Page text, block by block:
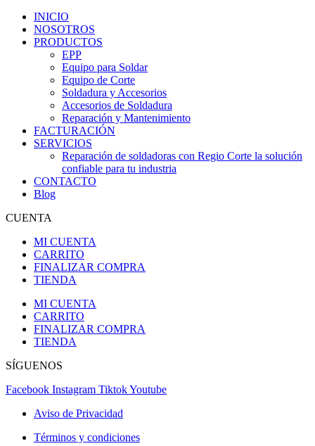
INICIO
NOSOTROS
PRODUCTOS
EPP
Equipo para Soldar
Equipo de Corte
Soldadura y Accesorios
Accesorios de Soldadura
Reparación y Mantenimiento
FACTURACIÓN
SERVICIOS
Reparación de soldadoras con Regio Corte la solución
confiable para tu industria
CONTACTO
Blog
CUENTA
MI CUENTA
CARRITO
FINALIZAR COMPRA
TIENDA
MI CUENTA
CARRITO
FINALIZAR COMPRA
TIENDA
SÍGUENOS
Facebook Instagram TiktokYoutube
Aviso de Privacidad
Términos y condiciones